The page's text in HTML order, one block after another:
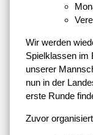
Wir werden
Spielklassen im
unserer
nun in der
erste Runde
Zuvor